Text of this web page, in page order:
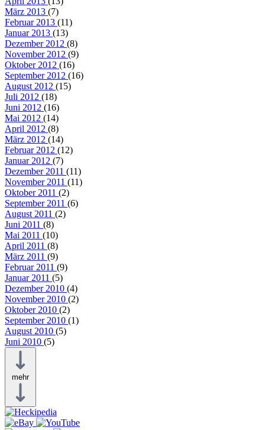
März 2013 (7)
Februar 2013 (11)
Januar 2013 (13)
Dezember 2012 (8)
November 2012 (9)
Oktober 2012 (16)
September 2012 (16)
August 2012 (15)
Juli 2012 (18)
Juni 2012 (16)
Mai 2012 (14)
April 2012 (8)
März 2012 (14)
Februar 2012 (12)
Januar 2012 (7)
Dezember 2011 (11)
November 2011 (11)
Oktober 2011 (2)
September 2011 (6)
August 2011 (2)
Juni 2011 (8)
Mai 2011 (10)
April 2011 (8)
März 2011 (9)
Februar 2011 (9)
Januar 2011 (5)
Dezember 2010 (4)
November 2010 (2)
Oktober 2010 (2)
September 2010 (1)
August 2010 (5)
Juni 2010 (5)
mehr